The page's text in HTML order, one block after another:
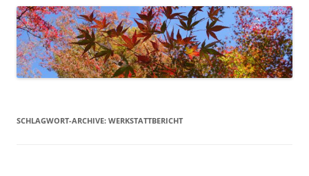
SCHLAGWORT-ARCHIVE: WERKSTATTBERICHT